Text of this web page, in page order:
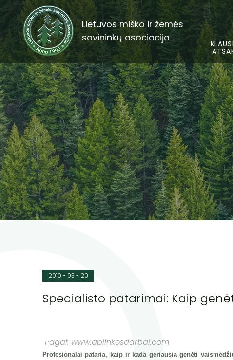
Lietuvos miško ir žemės
savininkų asociacija
2010 - 03 - 20
Specialisto patarimai: Kaip
Pagal: www.aplinkosdarbai.com
Profesionalai pataria, kaip ir kada geriausia genėti